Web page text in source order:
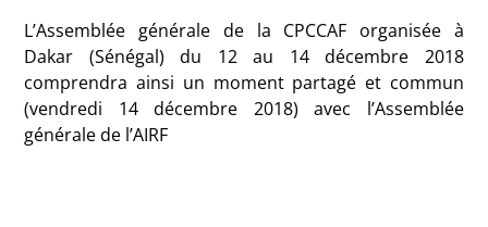
L’Assemblée générale de la CPCCAF organisée à
Dakar (Sénégal) du 12 au 14 décembre 2018
comprendra ainsi un moment partagé et commun
(vendredi 14 décembre 2018) avec l’Assemblée
générale de l’AIRF